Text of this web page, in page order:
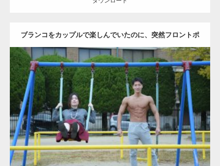
ブランコをカップルで楽しんでいたのに、突然フロントポ
ーズをするマッチョ
Update: 2021.07.6
Category:公園のマッチョ その他 AKIHITO(細マッチョ) 腹筋 大胸筋
ダウンロード